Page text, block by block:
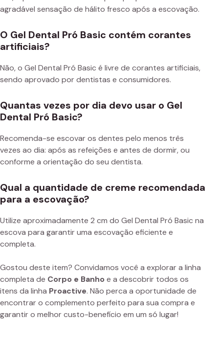
agradável sensação de hálito fresco após a escovação.
O Gel Dental Pró Basic contém corantes
artificiais?
Não, o Gel Dental Pró Basic é livre de corantes artificiais,
sendo aprovado por dentistas e consumidores.
Quantas vezes por dia devo usar o Gel
Dental Pró Basic?
Recomenda-se escovar os dentes pelo menos três
vezes ao dia: após as refeições e antes de dormir, ou
conforme a orientação do seu dentista.
Qual a quantidade de creme recomendada
para a escovação?
Utilize aproximadamente 2 cm do Gel Dental Pró Basic na
escova para garantir uma escovação eficiente e
completa.
Gostou deste item? Convidamos você a explorar a linha
completa de Corpo e Banho e a descobrir todos os
itens da linha Proactive. Não perca a oportunidade de
encontrar o complemento perfeito para sua compra e
garantir o melhor custo-benefício em um só lugar!